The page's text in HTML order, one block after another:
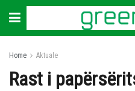
Home Aktuale
Rast i